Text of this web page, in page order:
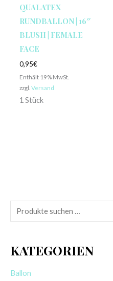
u
h
KATEGORIEN
Ballon
QUALATEX
RUNDBALLON | 16″
BLUSH | FEMALE
FACE
0,95€
Enthält 19% MwSt.
zzgl. Versand
1 Stück